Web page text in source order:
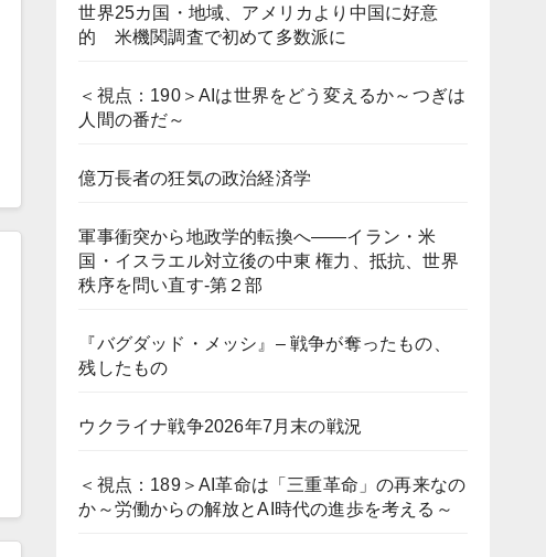
世界25カ国・地域、アメリカより中国に好意
的 米機関調査で初めて多数派に
＜視点：190＞AIは世界をどう変えるか～つぎは
人間の番だ～
億万長者の狂気の政治経済学
軍事衝突から地政学的転換へ――イラン・米
国・イスラエル対立後の中東 権力、抵抗、世界
秩序を問い直す-第２部
『バグダッド・メッシ』– 戦争が奪ったもの、
残したもの
ウクライナ戦争2026年7月末の戦況
＜視点：189＞AI革命は「三重革命」の再来なの
か～労働からの解放とAI時代の進歩を考える～